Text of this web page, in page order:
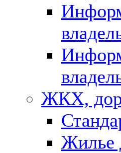
ЖКХ,
Жилье